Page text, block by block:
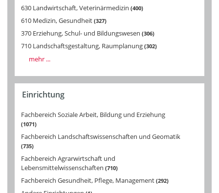
630 Landwirtschaft, Veterinärmedizin 400
610 Medizin, Gesundheit 327
370 Erziehung, Schul- und Bildungswesen 306
710 Landschaftsgestaltung, Raumplanung 302
mehr ...
Einrichtung
Fachbereich Soziale Arbeit, Bildung und Erziehung
1071
Fachbereich Landschaftswissenschaften und Geomatik
735
Fachbereich Agrarwirtschaft und
Lebensmittelwissenschaften 710
Fachbereich Gesundheit, Pflege, Management 292